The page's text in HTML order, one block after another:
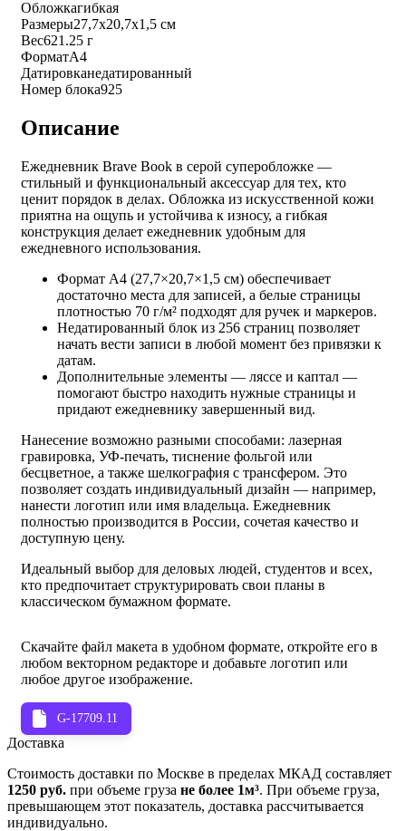
Обложкагибкая
Размеры27,7х20,7х1,5 см
Вес621.25 г
ФорматА4
Датировканедатированный
Номер блока925
Описание
Ежедневник Brave Book в серой суперобложке —
стильный и функциональный аксессуар для тех, кто
ценит порядок в делах. Обложка из искусственной кожи
приятна на ощупь и устойчива к износу, а гибкая
конструкция делает ежедневник удобным для
ежедневного использования.
Формат А4 (27,7×20,7×1,5 см) обеспечивает
достаточно места для записей, а белые страницы
плотностью 70 г/м² подходят для ручек и маркеров.
Недатированный блок из 256 страниц позволяет
начать вести записи в любой момент без привязки к
датам.
Дополнительные элементы — ляссе и каптал —
помогают быстро находить нужные страницы и
придают ежедневнику завершенный вид.
Нанесение возможно разными способами: лазерная
гравировка, УФ-печать, тиснение фольгой или
бесцветное, а также шелкография с трансфером. Это
позволяет создать индивидуальный дизайн — например,
нанести логотип или имя владельца. Ежедневник
полностью производится в России, сочетая качество и
доступную цену.
Идеальный выбор для деловых людей, студентов и всех,
кто предпочитает структурировать свои планы в
классическом бумажном формате.
Скачайте файл макета в удобном формате, откройте его в
любом векторном редакторе и добавьте логотип или
любое другое изображение.
G-17709.11
Доставка
Стоимость доставки по Москве в пределах МКАД составляет
1250 руб. при объеме груза не более 1м³. При объеме груза,
превышающем этот показатель, доставка рассчитывается
индивидуально.